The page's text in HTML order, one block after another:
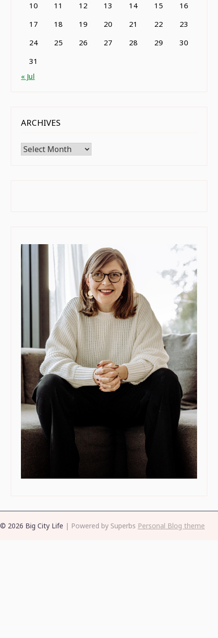
10
11 12 13 14 15
16
17
18 19 20 21 22
23
24
25 26 27 28 29
30
31
« Jul
ARCHIVES
Archives
© 2026 Big City Life | Powered by Superbs Personal Blog theme